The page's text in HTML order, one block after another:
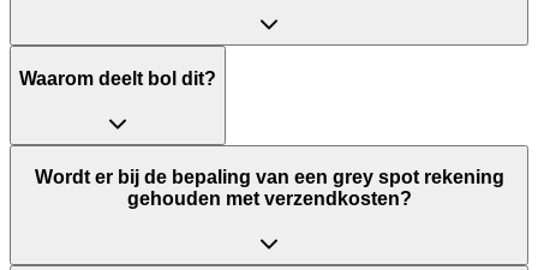
Waarom deelt bol dit?
Wordt er bij de bepaling van een grey spot rekening
gehouden met verzendkosten?